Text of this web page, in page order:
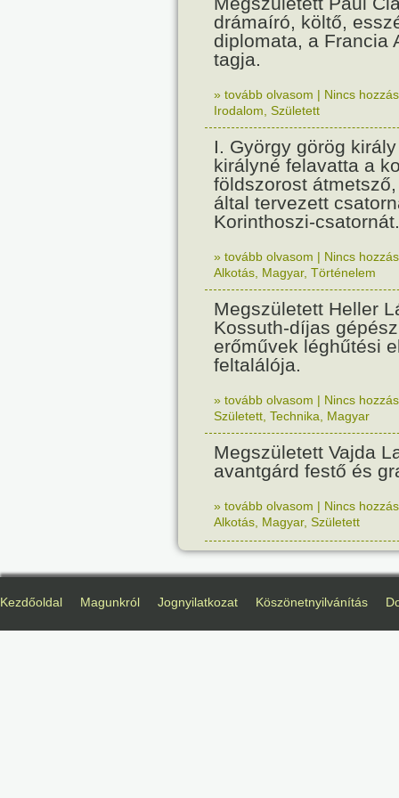
drámaíró, költő,
diplomata, a Francia
tagja.
» tovább olvasom | Nincs
Irodalom Született
I. György görög
királyné felavatta a
földszorost
által tervezett
Korinthoszi-csatornát.
» tovább olvasom | Nincs
Alkotás Magyar, Történelem
Megszületett Heller
Kossuth-díjas
erőművek léghűtési
feltalálója.
» tovább olvasom | Nincs
Született Technika Magyar
Megszületett Vajda
avantgárd festő és
» tovább olvasom | Nincs
Alkotás Magyar, Született
Kezdőoldal Magunkról Jognyilatkozat Köszönetnyilvánítás